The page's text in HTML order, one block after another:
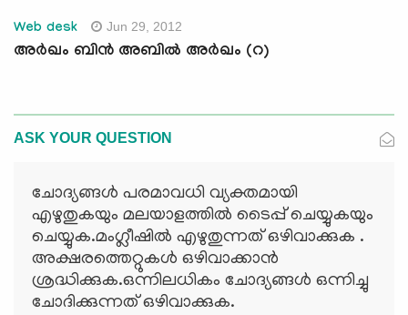
Web desk Jun 29, 2012
അര്‍ഖം ബിന്‍ അബില്‍ അര്‍ഖം (റ)
ASK YOUR QUESTION
ചോദ്യങ്ങള്‍ പരമാവധി വ്യക്തമായി
എഴുതുകയും മലയാളത്തില്‍ ടൈപ്പ് ചെയ്യുകയും
ചെയ്യുക.മംഗ്ലീഷില്‍ എഴുതുന്നത് ഒഴിവാക്കുക .
അക്ഷരത്തെറ്റുകള്‍ ഒഴിവാക്കാന്‍
ശ്രദ്ധിക്കുക.ഒന്നിലധികം ചോദ്യങ്ങള്‍ ഒന്നിച്ചു
ചോദിക്കുന്നത് ഒഴിവാക്കുക.